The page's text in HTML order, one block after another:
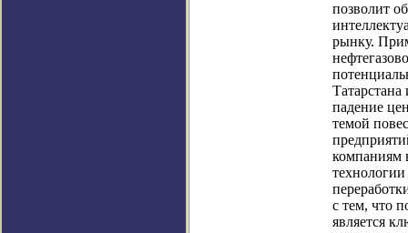
позволит
рынку.
падение
темой
компаниям
с тем, что
является